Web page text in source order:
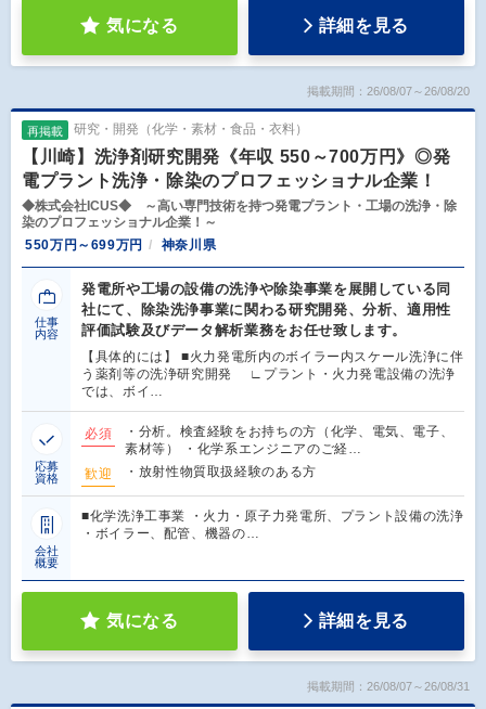
気になる 詳細を見る
掲載期間：26/08/07～26/08/20
再掲載 研究・開発（化学・素材・食品・衣料）
【川崎】洗浄剤研究開発《年収 550～700万円》◎発
電プラント洗浄・除染のプロフェッショナル企業！
◆株式会社ICUS◆ ～高い専門技術を持つ発電プラント・工場の洗浄・除
染のプロフェッショナル企業！～
550万円～699万円
神奈川県
仕事
内容
発電所や工場の設備の洗浄や除染事業を展開している同
社にて、除染洗浄事業に関わる研究開発、分析、適用性
評価試験及びデータ解析業務をお任せ致します。
【具体的には】 ■火力発電所内のボイラー内スケール洗浄に伴
う薬剤等の洗浄研究開発 ∟プラント・火力発電設備の洗浄
では、ボイ…
応募
資格
必須
・分析。検査経験をお持ちの方（化学、電気、電子、
素材等） ・化学系エンジニアのご経…
歓迎
・放射性物質取扱経験のある方
会社
概要
■化学洗浄工事業 ・火力・原子力発電所、プラント設備の洗浄
・ボイラー、配管、機器の…
気になる 詳細を見る
掲載期間：26/08/07～26/08/31